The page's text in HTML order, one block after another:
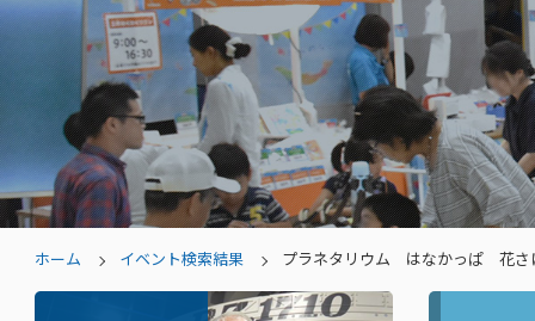
ホーム イベント検索結果 プラネタリウム はなかっぱ 花さ